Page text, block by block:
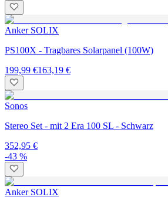
Anker SOLIX
PS100X - Tragbares Solarpanel (100W)
199,99 €163,19 €
Sonos
Stereo Set - mit 2 Era 100 SL - Schwarz
352,95 €
-43 %
Anker SOLIX